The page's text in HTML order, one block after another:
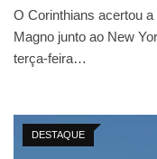
O Corinthians acertou
Magno junto ao New
terça-feira…
DESTAQUE